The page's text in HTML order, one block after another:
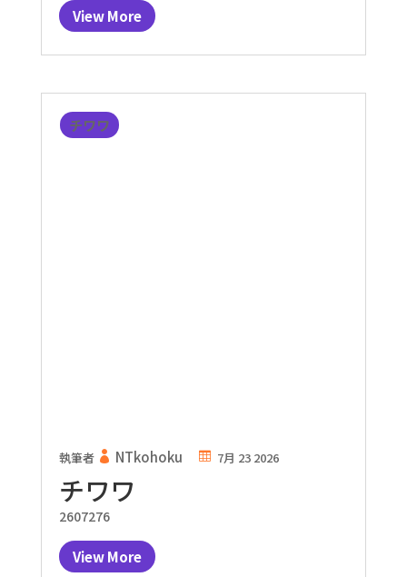
View More
チワワ
執筆者 NTkohoku 7月 23 2026
チワワ
2607276
View More